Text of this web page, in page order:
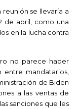
reunión se llevaría a
de abril, como una
en la lucha contra
no parece haber
mandatarios,
de Biden
a las ventas de
sanciones que les